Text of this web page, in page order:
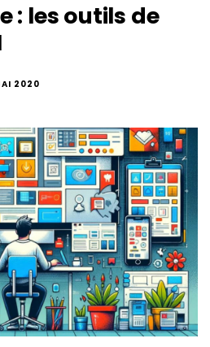
: les outils de
2020